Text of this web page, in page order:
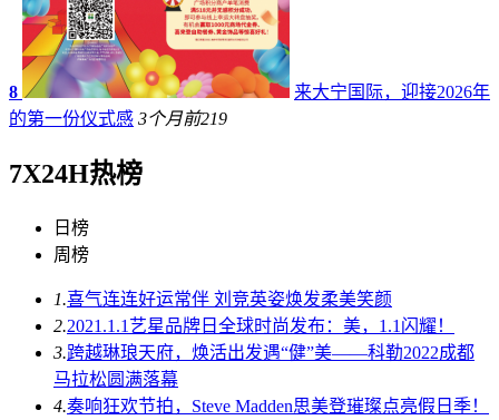
8
来大宁国际，迎接2026年
的第一份仪式感 3个月前219
7X24H热榜
日榜
周榜
1.喜气连连好运常伴 刘竞英姿焕发柔美笑颜
2.2021.1.1艺星品牌日全球时尚发布：美，1.1闪耀！
3.跨越琳琅天府，焕活出发遇“健”美——科勒2022成都
马拉松圆满落幕
4.奏响狂欢节拍，Steve Madden思美登璀璨点亮假日季！